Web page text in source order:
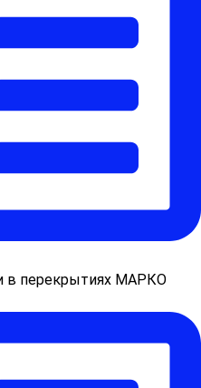
в перекрытиях МАРКО